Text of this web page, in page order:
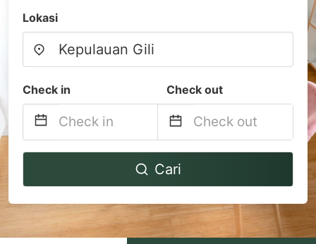
Lokasi
Check in Check out
Navigate
to
interact
with
Navigate
to
interact
with
Cari